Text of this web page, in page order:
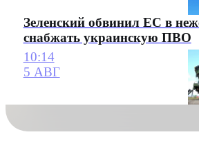
Зеленский обвинил ЕС в
снабжать украинскую ПВО
10:14
5 АВГ